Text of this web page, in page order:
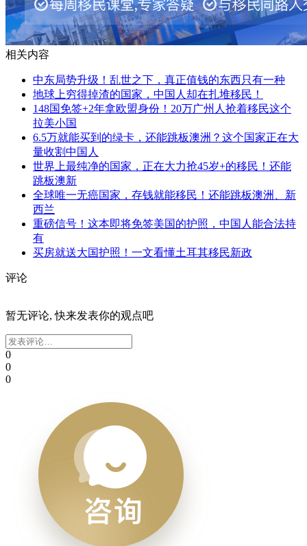
相关内容
中东局势升级！乱世之下，真正值钱的东西只有一种
地球上穷得掉渣的国家，中国人却在扎堆移民！
148国免签+2年拿欧盟身份！20万广州人抢着移民这个
拉美小国
6.5万就能买到的绿卡，还能跳板澳洲？这个国家正在大
量收割中国人
世界上最纯净的国家，正在大力抢45岁+的移民！还能
跳板澳新
全球唯一无癌国家，存钱就能移民！还能跳板澳洲、新
西兰
重磅信号！这本即将免签美国的护照，中国人能合法持
有
买房就送大国护照！一文看懂土耳其移民新政
评论
暂无评论, 快来发表你的观点吧
0
0
0